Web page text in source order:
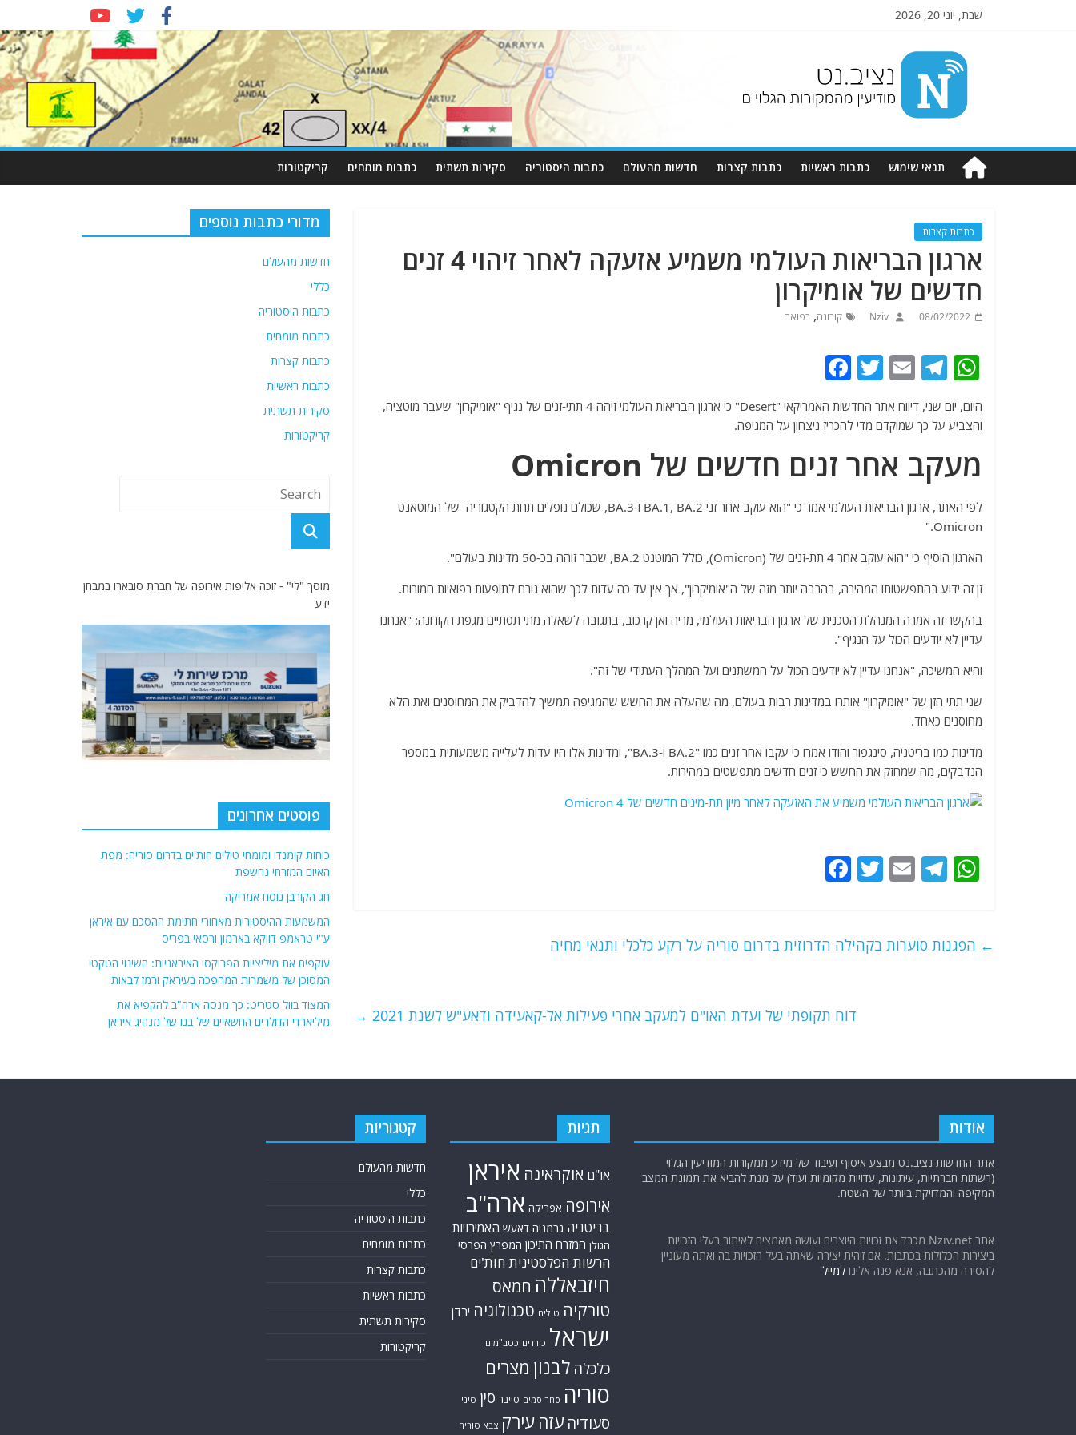
שבת, יוני 20, 2026
Nziv.net
מודיעין
מהמקורות
תנאי שימוש כתבות ראשיות כתבות קצרות חדשות מהעולם כתבות היסטוריה סקירות תשתית כתבות מומחים קריקטורות
כתבות קצרות
ארגון הבריאות העולמי משמיע אזעקה לאחר זיהוי 4 זנים
חדשים של אומיקרון
08/02/2022
Nziv קורונה, רפואה
W
at
A
p
p
T
e
g
ra
m
E
ai
T
itt
c
b
o
o
k
היום, יום שני, דיווח אתר החדשות האמריקאי "Desert" כי ארגון הבריאות העולמי זיהה 4 תתי-זנים של נגיף "אומיקרון" שעבר מוטציה,
והצביע על כך שמוקדם מדי להכריז ניצחון על המגיפה.
מעקב אחר זנים חדשים של Omicron
לפי האתר, ארגון הבריאות העולמי אמר כי "הוא עוקב אחר זני BA.1, BA.2 ו-BA.3, שכולם נופלים תחת הקטגוריה של המוטאנט
Omicron."
הארגון הוסיף כי "הוא עוקב אחר 4 תת-זנים של (Omicron), כולל המוטנט BA.2, שכבר זוהה בכ-50 מדינות בעולם".
זן זה ידוע בהתפשטותו המהירה, בהרבה יותר מזה של ה"אומיקרון", אך אין עד כה עדות לכך שהוא גורם לתופעות רפואיות חמורות.
בהקשר זה אמרה המנהלת הטכנית של ארגון הבריאות העולמי, מריה ואן קרכוב, בתגובה לשאלה מתי תסתיים מגפת הקורונה: "אנחנו
עדיין לא יודעים הכול על הנגיף".
והיא המשיכה, "אנחנו עדיין לא יודעים הכול על המשתנים ועל המהלך העתידי של זה".
שני תתי הזן של "אומיקרון" אותרו במדינות רבות בעולם, מה שהעלה את החשש שהמגיפה תמשיך להדביק את המחוסנים ואת הלא
מחוסנים כאחד.
מדינות כמו בריטניה, סינגפור והודו אמרו כי עקבו אחר זנים כמו "BA.2 ו-BA.3", ומדינות אלו היו עדות לעלייה משמעותית במספר
הנדבקים, מה שמחזק את החשש כי זנים חדשים מתפשטים במהירות.
W
s
T
g
E
l
T
er
e
o
← הפגנות סוערות בקהילה הדרוזית בדרום סוריה על רקע כלכלי ותנאי מחיה
דוח תקופתי של ועדת האו"ם למעקב אחרי פעילות אל-קאעידה ודאע"ש לשנת 2021 →
מדורי כתבות נוספים
חדשות מהעולם
כללי
כתבות היסטוריה
כתבות מומחים
כתבות קצרות
כתבות ראשיות
סקירות תשתית
קריקטורות
מוסך "לי" - זוכה אליפות אירופה של חברת סובארו במבחן
ידע
פוסטים אחרונים
כוחות קומנדו ומומחי טילים חות'ים בדרום סוריה: מפת
האיום המזרחי נחשפת
חג הקורבן נוסח אמריקה
המשמעות ההיסטורית מאחורי חתימת ההסכם עם איראן
ע"י טראמפ דווקא בארמון ורסאי בפריס
עוקפים את מיליציות הפרוקסי האיראניות: השינוי הטקטי
המסוכן של משמרות המהפכה בעיראק ורמז לבאות
המצוד בוול סטריט: כך מנסה ארה"ב להקפיא את
מיליארדי הדולרים החשאיים של בנו של מנהיג איראן
אודות
אתר החדשות נציב.נט מבצע איסוף ועיבוד של מידע ממקורות המודיעין הגלוי
(רשתות חברתיות, עיתונות, עדויות מקומיות ועוד) על מנת להביא את תמונת המצב
המקיפה והמדויקת ביותר של השטח.
אתר Nziv.net מכבד את זכויות היוצרים ועושה מאמצים לאיתור בעלי הזכויות
ביצירות הכלולות בכתבות. אם זיהית יצירה שאתה בעל הזכויות בה ואתה מעוניין
להסירה מהכתבה, אנא פנה אלינו למייל
תגיות
או"ם אוקראינה איראן
אירופה אפריקה ארה"ב
בריטניה גרמניה דאעש האמירויות
הגולן המזרח התיכון המפרץ הפרסי
הרשות הפלסטינית חות'ים
חיזבאללה חמאס
טורקיה טילים טכנולוגיה ירדן
ישראל כורדים כטב"מים
כלכלה לבנון מצרים
סוריה סחר סמים סייבר סין סיני
סעודיה עזה עירק צבא סוריה
קטגוריות
חדשות מהעולם
כללי
כתבות היסטוריה
כתבות מומחים
כתבות קצרות
כתבות ראשיות
סקירות תשתית
קריקטורות